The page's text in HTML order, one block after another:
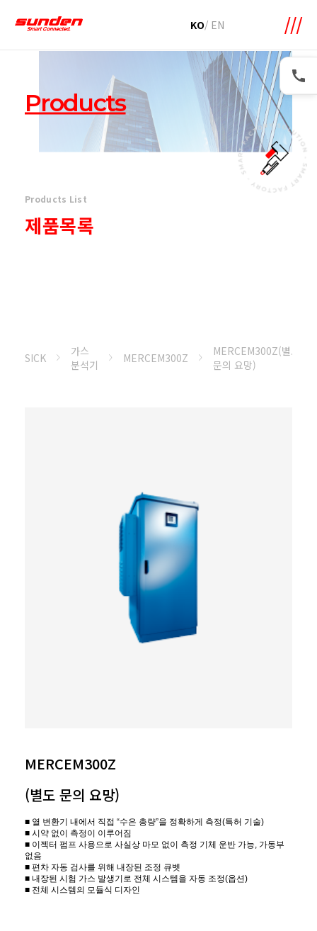
KO/ EN
Products
Products List
제품목록
SICK
가스
분석기
MERCEM300Z
MERCEM300Z(별도
문의 요망)
MERCEM300Z
(별도 문의 요망)
■ 열 변환기 내에서 직접 “수은 총량”을 정확하게 측정(특허 기술)
■ 시약 없이 측정이 이루어짐
■ 이젝터 펌프 사용으로 사실상 마모 없이 측정 기체 운반 가능, 가동부
없음
■ 편차 자동 검사를 위해 내장된 조정 큐벳
■ 내장된 시험 가스 발생기로 전체 시스템을 자동 조정(옵션)
■ 전체 시스템의 모듈식 디자인